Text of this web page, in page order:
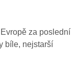
za poslední
bíle, nejstarší